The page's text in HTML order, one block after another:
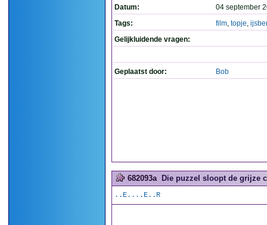
Datum:
04 september
Tags:
film, topje,
Gelijkluidende vragen:
Geplaatst door: Bob
682093a Die puzzel sloopt de grijze
..E....E..R